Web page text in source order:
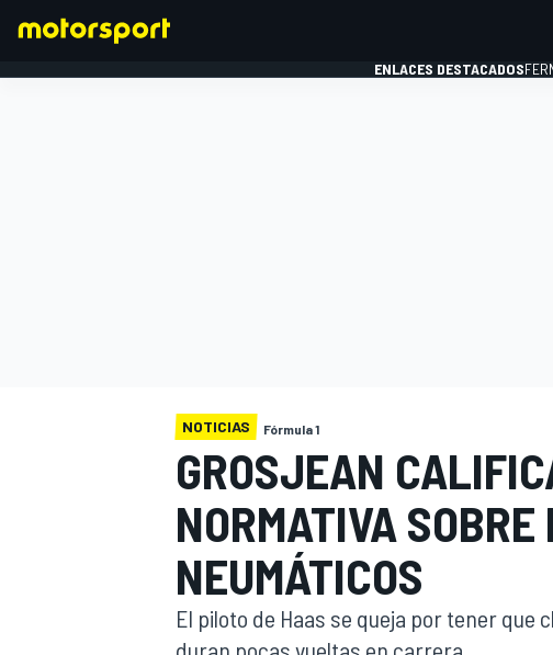
ENLACES DESTACADOS
NOTICIAS Fórmula 1
GROSJEAN
NORMATIVA SOBRE
NEUMÁTICOS
El piloto de Haas se queja por tener